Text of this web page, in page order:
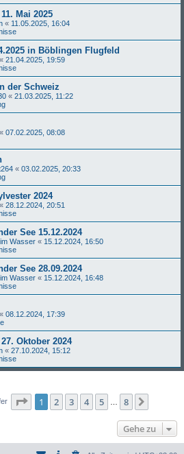
Mai 2025
« 11.05.2025, 16:04
in Böblingen Flugfeld
« 21.04.2025, 19:59
der Schweiz
« 21.03.2025, 11:22
« 07.02.2025, 08:08
« 03.02.2025, 20:33
2024
« 28.12.2024, 20:51
See 15.12.2024
Wasser « 15.12.2024, 16:50
See 28.09.2024
Wasser « 15.12.2024, 16:48
« 08.12.2024, 17:39
Oktober 2024
« 27.10.2024, 15:12
Seite 1von
1 2 3 4 5 8
Gehe zu